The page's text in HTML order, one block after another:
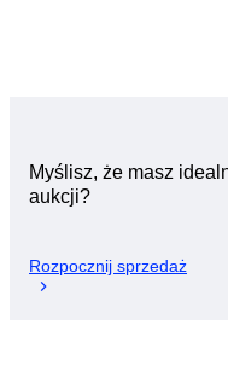
Myślisz, że masz
aukcji?
Rozpocznij sprzedaż